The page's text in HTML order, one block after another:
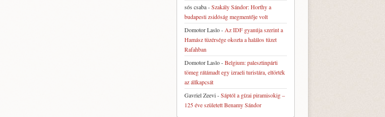
sós csaba-Szakály Sándor: Horthy a
budapesti zsidóság megmentője volt
Domotor Laslo- Az IDF gyanúja szerint a
Hamász tüzérsége okozta a halálos tüzet
Rafahban
Domotor Laslo-Belgium: palesztinpárti
tömeg rátámadt egy izraeli turistára, eltörték
az állkapcsát
Gavriel Zeevi-Sáptól a gízai piramisokig –
125 éve született Benamy Sándor